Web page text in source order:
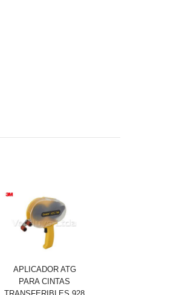
APLICADOR ATG
PARA CINTAS